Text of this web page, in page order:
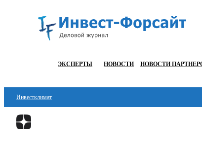
ЭКСПЕРТЫ НОВОСТИ НОВОСТИ
Инвестклимат
Финансы